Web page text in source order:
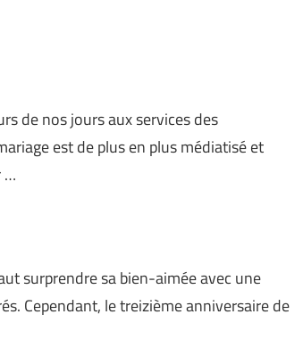
de nos jours aux services des
est de plus en plus médiatisé et
…
surprendre sa bien-aimée avec une
Cependant, le treizième anniversaire de